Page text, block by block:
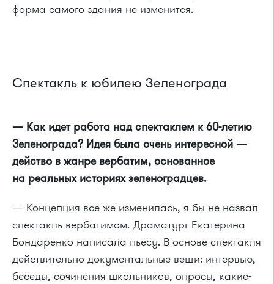
форма самого здания не изменится.
Спектакль к юбилею Зеленограда
— Как идет работа над спектаклем к 60-летию
Зеленограда? Идея была очень интересной —
действо в жанре вербатим, основанное
на реальных историях зеленоградцев.
— Концепция все же изменилась, я бы не назвал
спектакль вербатимом. Драматург Екатерина
Бондаренко написала пьесу. В основе спектакля
действительно документальные вещи: интервью,
беседы, сочинения школьников, опросы, какие-